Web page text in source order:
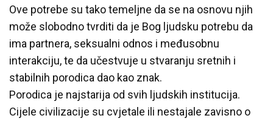
Ove potrebe su tako temeljne da se na osnovu njih
može slobodno tvrditi da je Bog ljudsku potrebu da
ima partnera, seksualni odnos i međusobnu
interakciju, te da učestvuje u stvaranju sretnih i
stabilnih porodica dao kao znak.
Porodica je najstarija od svih ljudskih institucija.
Cijele civilizacije su cvjetale ili nestajale zavisno o